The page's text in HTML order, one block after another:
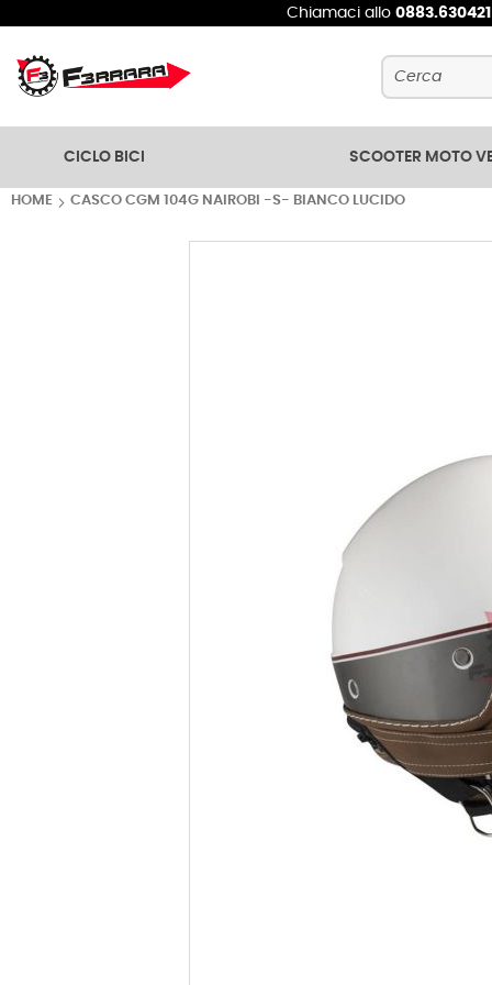
Chiamaci allo 0883.630421
Cerca
CICLO BICI SCOOTER MOTO
HOME CASCO CGM 104G NAIROBI -S- BIANCO LUCIDO